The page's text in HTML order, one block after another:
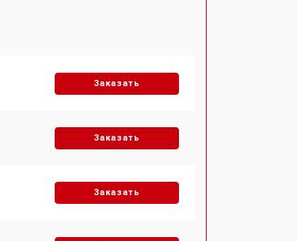
Заказать
Заказать
Заказать